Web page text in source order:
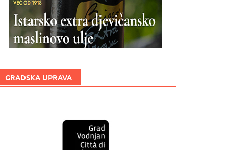
GRADSKA UPRAVA